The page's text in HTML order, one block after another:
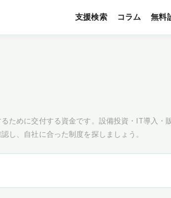
支援検索 コラム 無料
ために交付する資金です。設備投資・IT導入・
し、自社に合った制度を探しましょう。